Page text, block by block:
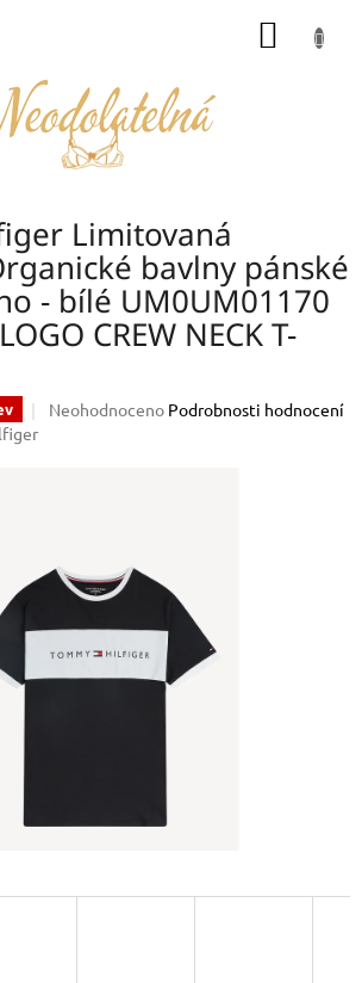
Limitovaná
bavlny pánské
- bílé UM0UM01170
CREW NECK T-
Průměrné
hvězdiček.
Neohodnoceno Podrobnosti hodnocení